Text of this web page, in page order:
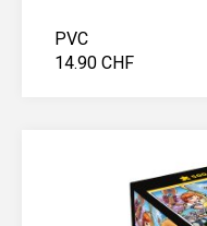
PVC
14.90 CHF